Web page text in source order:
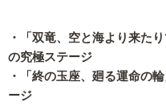
・「双竜、空と海より来た
の究極ステージ
・「終の玉座、廻る運命の
ージ